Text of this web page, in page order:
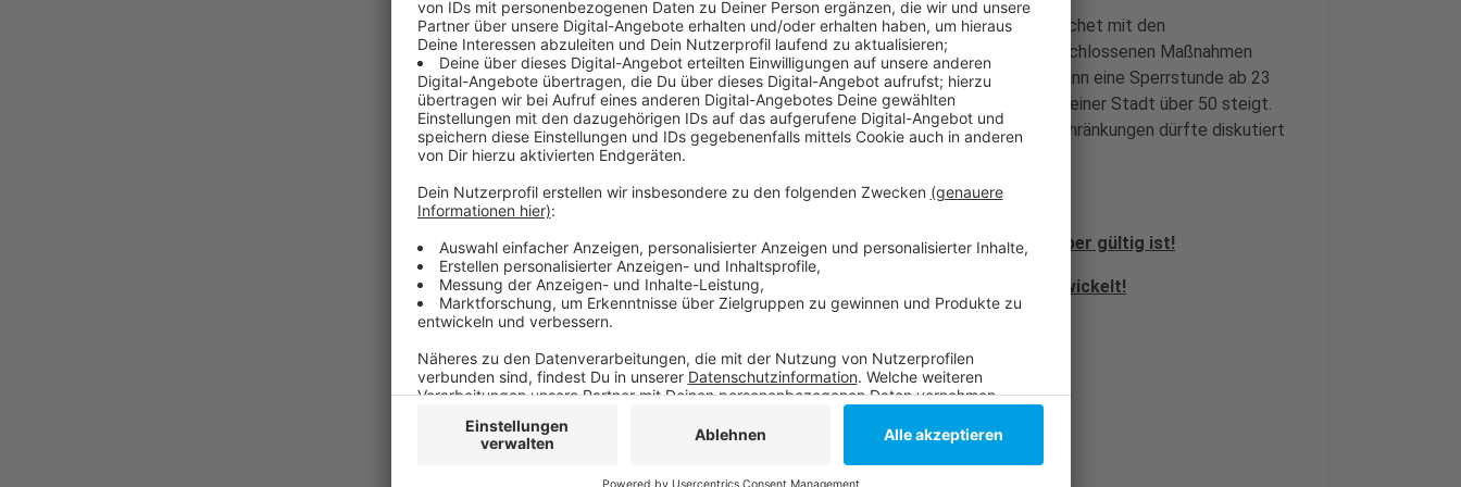
Nach einer Kabinettssitzung will sich Ministerpräsident Armin Laschet mit den
Oberbürgermeistern der NRW-Städte und Landräten über die beschlossenen Maßnahmen
austauschen. Unter anderem bleibt abzuwarten, ob hier in NRW dann eine Sperrstunde ab 23
Uhr für die Gastronomie gelten wird, sobald die 7-Tages-Inzidenz einer Stadt über 50 steigt.
Auch über eine Verschärfung der Maskenpflicht und Kontaktbeschränkungen dürfte diskutiert
werden.
Weitere Infos und Links zum Thema:
Die aktuelle Coronaschutzverordnung, die seit dem 14. Oktober gültig ist!
So hat sich Corona in den ersten sechs Monaten in NRW entwickelt!
Niederlande und Teile Frankreichs sind nun Risikogebiete!
RKI-Chef Wieler: Abriegelung von Corona-Hotspots denkbar!